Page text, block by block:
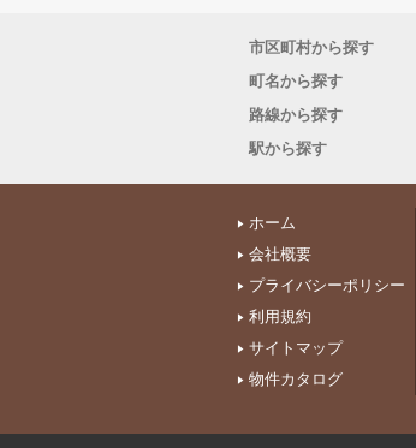
市区町村から探す
町名から探す
路線から探す
駅から探す
ホーム
会社概要
プライバシーポリシー
利用規約
サイトマップ
物件カタログ